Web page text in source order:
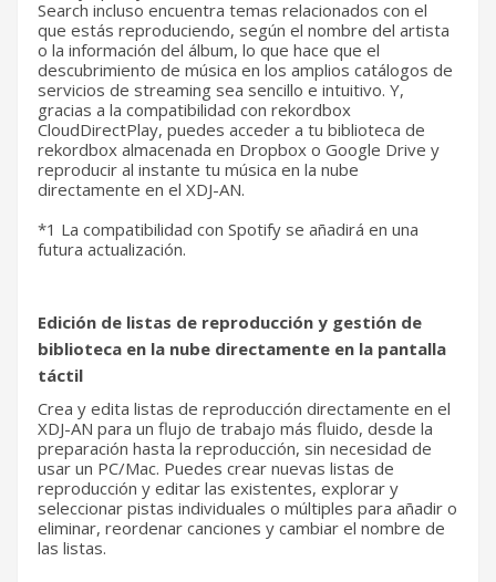
Search incluso encuentra temas relacionados con el
que estás reproduciendo, según el nombre del artista
o la información del álbum, lo que hace que el
descubrimiento de música en los amplios catálogos de
servicios de streaming sea sencillo e intuitivo. Y,
gracias a la compatibilidad con rekordbox
CloudDirectPlay, puedes acceder a tu biblioteca de
rekordbox almacenada en Dropbox o Google Drive y
reproducir al instante tu música en la nube
directamente en el XDJ-AN.
*1 La compatibilidad con Spotify se añadirá en una
futura actualización.
Edición de listas de reproducción y gestión de
biblioteca en la nube directamente en la pantalla
táctil
Crea y edita listas de reproducción directamente en el
XDJ-AN para un flujo de trabajo más fluido, desde la
preparación hasta la reproducción, sin necesidad de
usar un PC/Mac. Puedes crear nuevas listas de
reproducción y editar las existentes, explorar y
seleccionar pistas individuales o múltiples para añadir o
eliminar, reordenar canciones y cambiar el nombre de
las listas.